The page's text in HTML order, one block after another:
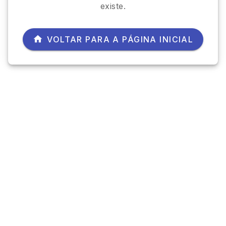
existe.
VOLTAR PARA A PÁGINA INICIAL